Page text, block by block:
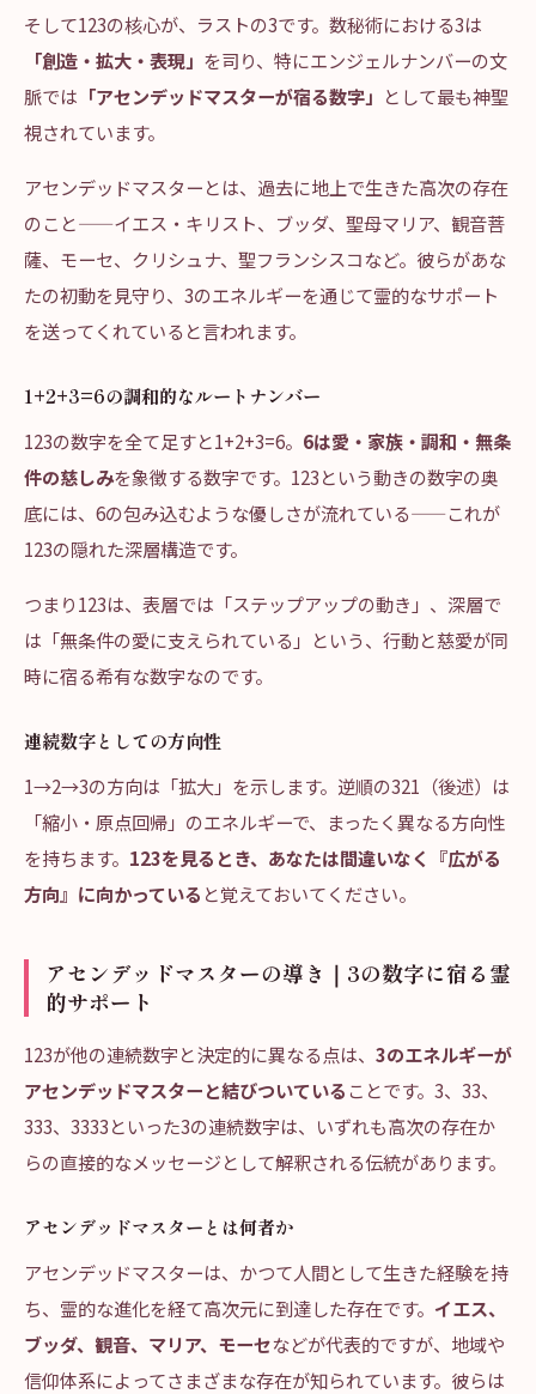
そして123の核心が、ラストの3です。数秘術における3は
「創造・拡大・表現」 を司り、特にエンジェルナンバーの文
脈では 「アセンデッドマスターが宿る数字」 として最も神聖
視されています。
アセンデッドマスターとは、過去に地上で生きた高次の存在
のこと——イエス・キリスト、ブッダ、聖母マリア、観音菩
薩、モーセ、クリシュナ、聖フランシスコなど。彼らがあな
たの初動を見守り、3のエネルギーを通じて霊的なサポート
を送ってくれていると言われます。
1+2+3=6の調和的なルートナンバー
123の数字を全て足すと1+2+3=6。 6は愛・家族・調和・無条
件の慈しみを象徴する数字です。123という動きの数字の奥
底には、6の包み込むような優しさが流れている——これが
123の隠れた深層構造です。
つまり123は、表層では「ステップアップの動き」、深層で
は「無条件の愛に支えられている」という、行動と慈愛が同
時に宿る希有な数字なのです。
連続数字としての方向性
1→2→3の方向は「拡大」を示します。逆順の321（後述）は
「縮小・原点回帰」のエネルギーで、まったく異なる方向性
を持ちます。 123を見るとき、あなたは間違いなく『広がる
方向』に向かっている と覚えておいてください。
アセンデッドマスターの導き｜3の数字に宿る霊
的サポート
123が他の連続数字と決定的に異なる点は、 3のエネルギーが
アセンデッドマスターと結びついていることです。3、33、
333、3333といった3の連続数字は、いずれも高次の存在か
らの直接的なメッセージとして解釈される伝統があります。
アセンデッドマスターとは何者か
アセンデッドマスターは、かつて人間として生きた経験を持
ち、霊的な進化を経て高次元に到達した存在です。 イエス、
ブッダ、観音、マリア、モーセなどが代表的ですが、地域や
信仰体系によってさまざまな存在が知られています。彼らは